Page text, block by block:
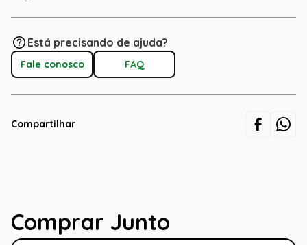
Está precisando de ajuda?
Fale conosco FAQ
Compartilhar
Comprar Junto